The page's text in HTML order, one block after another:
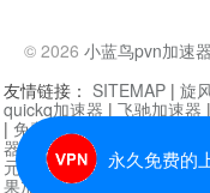
© 2026 小蓝鸟pvn加速器
永久免费的
友情链接： SITEMAP | 旋
quickq加速器 | 飞驰加速器 |
| 免费vqn加速外网
器| 快柠檬加速器 |黑洞加速
元机场加速器 |一元机场|
果加速器|黑洞加速